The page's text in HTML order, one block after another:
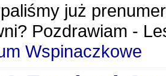
już
Pozdrawiam -
Wspinaczkowe